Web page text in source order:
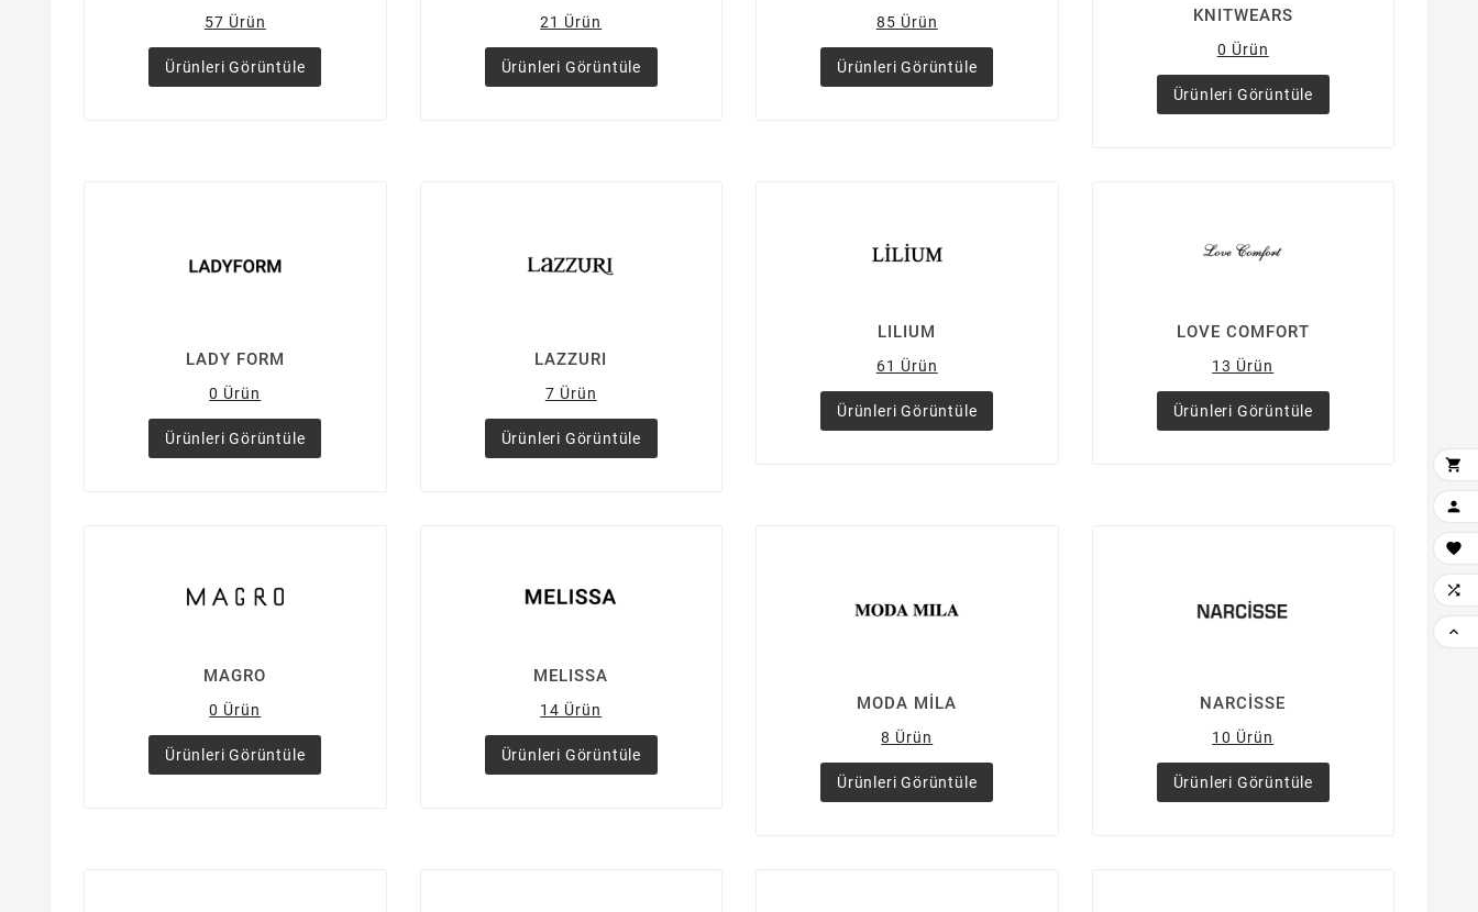
57 Ürün
Ürünleri Görüntüle
21 Ürün
Ürünleri Görüntüle
85 Ürün
Ürünleri Görüntüle
KNITWEARS
0 Ürün
Ürünleri Görüntüle
LADY FORM
0 Ürün
Ürünleri Görüntüle
LAZZURI
7 Ürün
Ürünleri Görüntüle
LILIUM
61 Ürün
Ürünleri Görüntüle
LOVE COMFORT
13 Ürün
Ürünleri Görüntüle
MAGRO
0 Ürün
Ürünleri Görüntüle
MELISSA
14 Ürün
Ürünleri Görüntüle
MODA MİLA
8 Ürün
Ürünleri Görüntüle
NARCİSSE
10 Ürün
Ürünleri Görüntüle




